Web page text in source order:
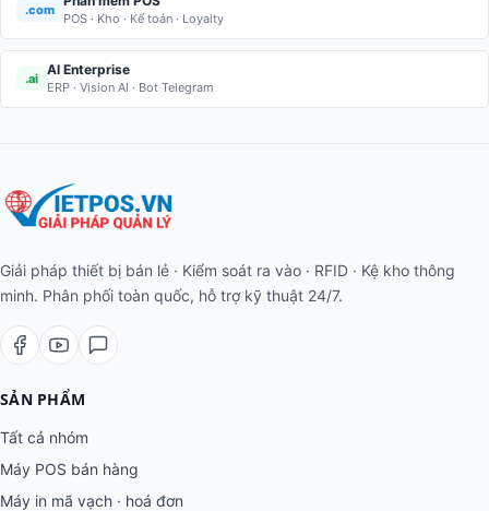
.com
POS · Kho · Kế toán · Loyalty
.ai
AI Enterprise
ERP · Vision AI · Bot Telegram
Giải pháp thiết bị bán lẻ · Kiểm soát ra vào · RFID · Kệ kho thông
minh. Phân phối toàn quốc, hỗ trợ kỹ thuật 24/7.
SẢN PHẨM
Tất cả nhóm
Máy POS bán hàng
Máy in mã vạch · hoá đơn